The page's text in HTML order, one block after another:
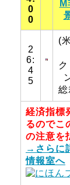
0
0
2
6:
4
5
(
総
経済指標
るのでこ
の注意を
→さらに
情報室へ